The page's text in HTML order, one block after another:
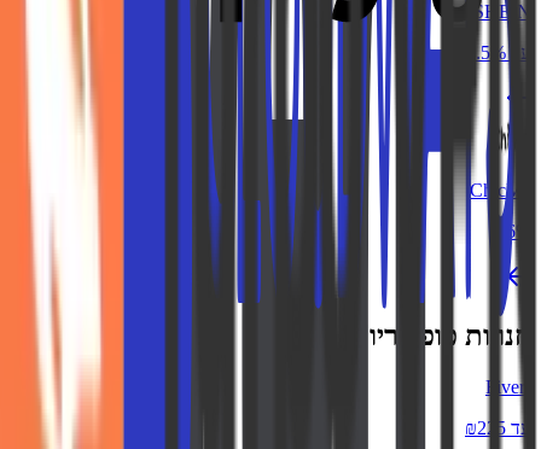
SHEIN
עד 7.5%
ChicMe
6%
חנויות פופולריות
Fiverr
עד ₪225